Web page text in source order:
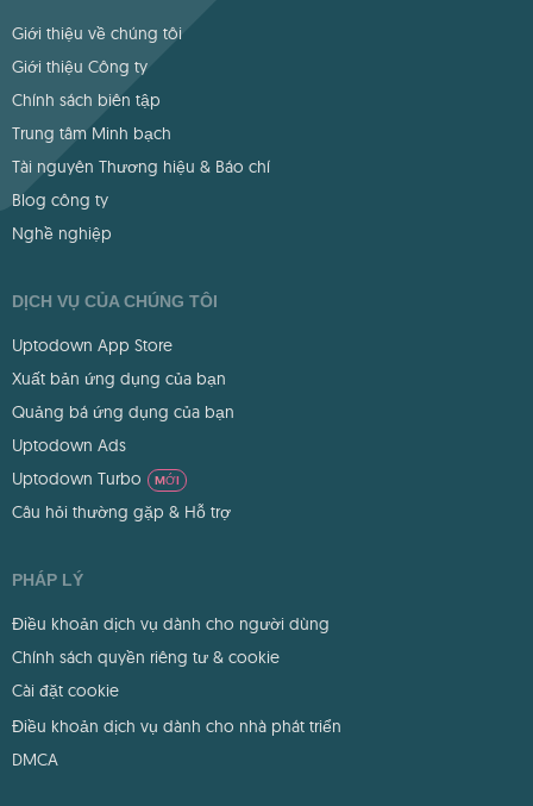
Giới thiệu về chúng tôi
Giới thiệu Công ty
Chính sách biên tập
Trung tâm Minh bạch
Tài nguyên Thương hiệu & Báo chí
Blog công ty
Nghề nghiệp
DỊCH VỤ CỦA CHÚNG TÔI
Uptodown App Store
Xuất bản ứng dụng của bạn
Quảng bá ứng dụng của bạn
Uptodown Ads
Uptodown Turbo
MỚI
Câu hỏi thường gặp & Hỗ trợ
PHÁP LÝ
Điều khoản dịch vụ dành cho người dùng
Chính sách quyền riêng tư & cookie
Cài đặt cookie
Điều khoản dịch vụ dành cho nhà phát triển
DMCA